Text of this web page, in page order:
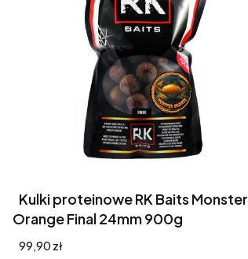
Kulki proteinowe RK Baits Monster
Orange Final 24mm 900g
Cena
99,90 zł